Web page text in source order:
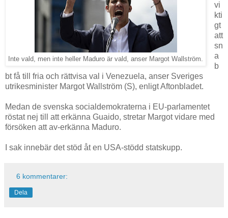
Inte vald, men inte heller Maduro är vald, anser Margot Wallström.
vi
kti
gt
att
sn
a
b
bt få till fria och rättvisa val i Venezuela, anser Sveriges
utrikesminister Margot Wallström (S), enligt Aftonbladet.
Medan de svenska socialdemokraterna i EU-parlamentet
röstat nej till att erkänna Guaido, stretar Margot vidare med
försöken att av-erkänna Maduro.
I sak innebär det stöd åt en USA-stödd statskupp.
6 kommentarer:
Dela